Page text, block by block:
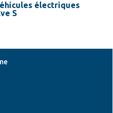
électriques
S